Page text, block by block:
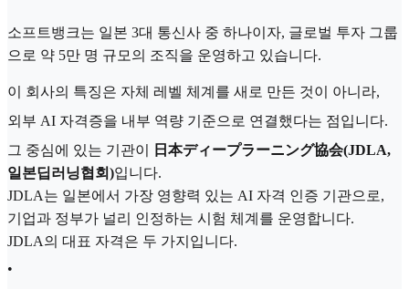
소프트뱅크는 일본 3대 통신사 중 하나이자, 글로벌 투자 그룹
으로 약 5만 명 규모의 조직을 운영하고 있습니다.
이 회사의 특징은 자체 레벨 체계를 새로 만든 것이 아니라,
외부 AI 자격증을 내부 역량 기준으로 연결했다는 점입니다.
그 중심에 있는 기관이
日本ディープラーニング協会(JDLA,
일본딥러닝협회)입니다.
JDLA는 일본에서 가장 영향력 있는 AI 자격 인증 기관으로,
기업과 정부가 널리 인정하는 시험 체계를 운영합니다.
JDLA의 대표 자격은 두 가지입니다.
•